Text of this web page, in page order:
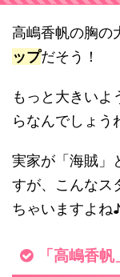
高嶋香帆の胸の
ップだそう！
もっと大きいよ
らなんでしょう
実家が「海賊」
すが、こんなス
ちゃいますよね
「高嶋香